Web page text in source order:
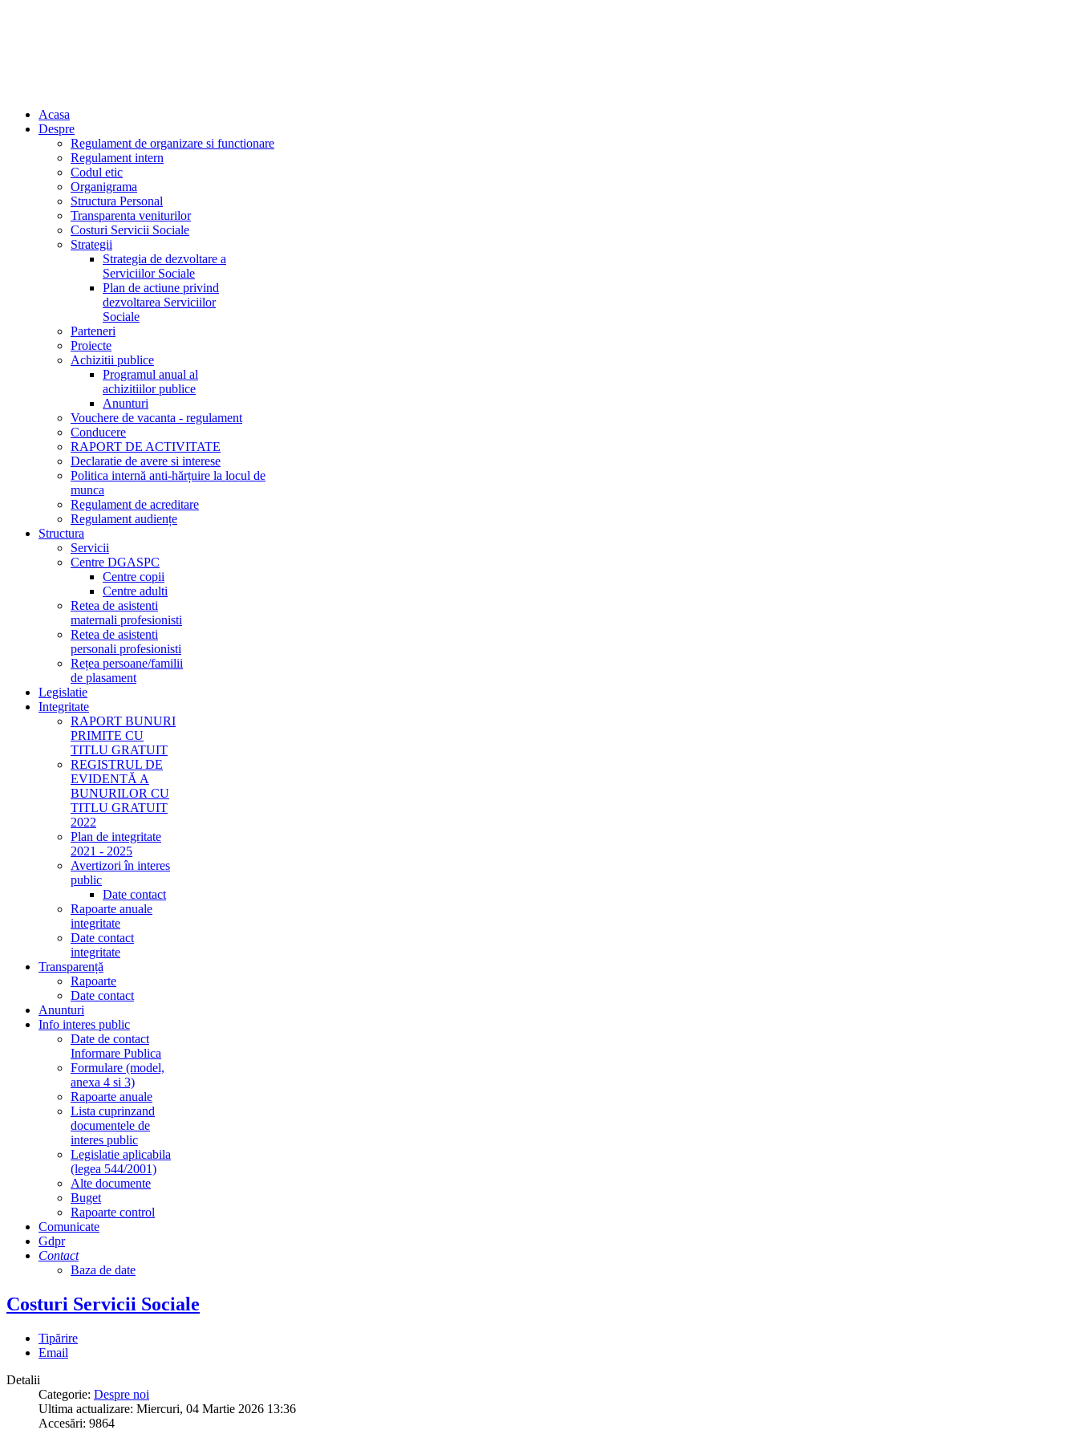
Acasa
Despre
Regulament de organizare si functionare
Regulament intern
Codul etic
Organigrama
Structura Personal
Transparenta veniturilor
Costuri Servicii Sociale
Strategii
Strategia de dezvoltare a
Serviciilor Sociale
Plan de actiune privind
dezvoltarea Serviciilor
Sociale
Parteneri
Proiecte
Achizitii publice
Programul anual al
achizitiilor publice
Anunturi
Vouchere de vacanta - regulament
Conducere
RAPORT DE ACTIVITATE
Declaratie de avere si interese
Politica internă anti-hărțuire la locul de
munca
Regulament de acreditare
Regulament audiențe
Structura
Servicii
Centre DGASPC
Centre copii
Centre adulti
Retea de asistenti
maternali profesionisti
Retea de asistenti
personali profesionisti
Rețea persoane/familii
de plasament
Legislatie
Integritate
RAPORT BUNURI
PRIMITE CU
TITLU GRATUIT
REGISTRUL DE
EVIDENTĂ A
BUNURILOR CU
TITLU GRATUIT
2022
Plan de integritate
2021 - 2025
Avertizori în interes
public
Date contact
Rapoarte anuale
integritate
Date contact
integritate
Transparență
Rapoarte
Date contact
Anunturi
Info interes public
Date de contact
Informare Publica
Formulare (model,
anexa 4 si 3)
Rapoarte anuale
Lista cuprinzand
documentele de
interes public
Legislatie aplicabila
(legea 544/2001)
Alte documente
Buget
Rapoarte control
Comunicate
Gdpr
Contact
Baza de date
Costuri Servicii Sociale
Tipărire
Email
Detalii
Categorie: Despre noi
Ultima actualizare: Miercuri, 04 Martie 2026 13:36
Accesări: 9864